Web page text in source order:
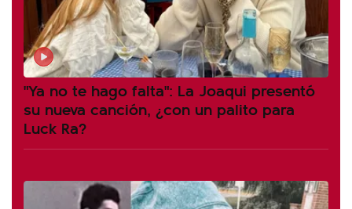
"Ya no te hago falta": La Joaqui presentó
su nueva canción, ¿con un palito para
Luck Ra?